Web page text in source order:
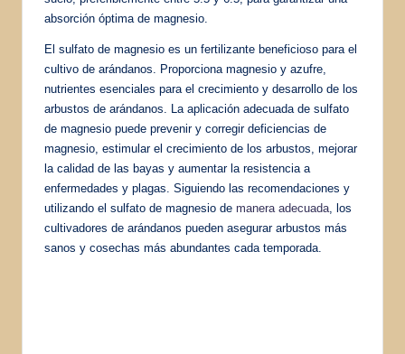
absorción óptima de magnesio.
El sulfato de magnesio es un fertilizante beneficioso para el
cultivo de arándanos. Proporciona magnesio y azufre,
nutrientes esenciales para el crecimiento y desarrollo de los
arbustos de arándanos. La aplicación adecuada de sulfato
de magnesio puede prevenir y corregir deficiencias de
magnesio, estimular el crecimiento de los arbustos, mejorar
la calidad de las bayas y aumentar la resistencia a
enfermedades y plagas. Siguiendo las recomendaciones y
utilizando el sulfato de magnesio de manera adecuada , los
cultivadores de arándanos pueden asegurar arbustos más
sanos y cosechas más abundantes cada temporada.